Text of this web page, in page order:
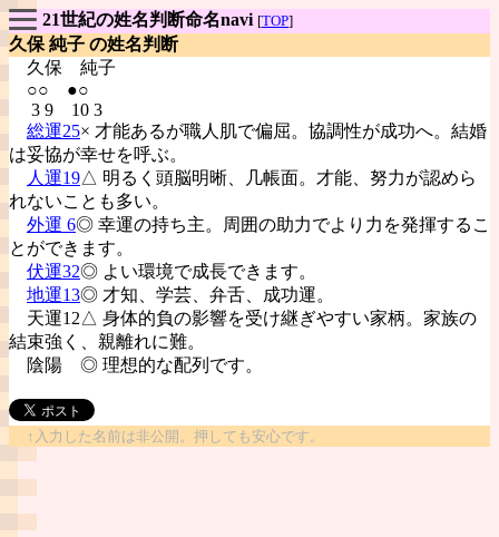
21世紀の姓名判断命名navi [TOP]
久保 純子 の姓名判断
久保 純子
○○ ●○
3 9 10 3
総運25× 才能あるが職人肌で偏屈。協調性が成功へ。結婚
は妥協が幸せを呼ぶ。
人運19△ 明るく頭脳明晰、几帳面。才能、努力が認めら
れないことも多い。
外運 6◎ 幸運の持ち主。周囲の助力でより力を発揮するこ
とができます。
伏運32◎ よい環境で成長できます。
地運13◎ 才知、学芸、弁舌、成功運。
天運12△ 身体的負の影響を受け継ぎやすい家柄。家族の
結束強く、親離れに難。
陰陽 ◎ 理想的な配列です。
↑入力した名前は非公開。押しても安心です。